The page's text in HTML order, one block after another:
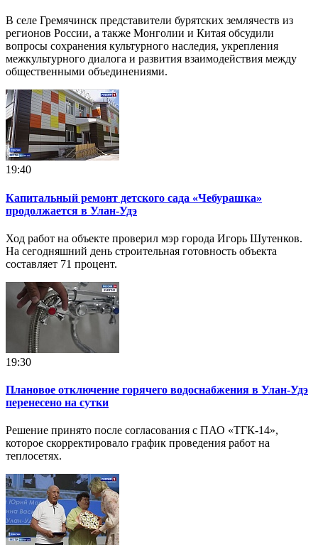
В селе Гремячинск представители бурятских землячеств из
регионов России, а также Монголии и Китая обсудили
вопросы сохранения культурного наследия, укрепления
межкультурного диалога и развития взаимодействия между
общественными объединениями.
19:40
Капитальный ремонт детского сада «Чебурашка»
продолжается в Улан-Удэ
Ход работ на объекте проверил мэр города Игорь Шутенков.
На сегодняшний день строительная готовность объекта
составляет 71 процент.
19:30
Плановое отключение горячего водоснабжения в Улан-Удэ
перенесено на сутки
Решение принято после согласования с ПАО «ТГК-14»,
которое скорректировало график проведения работ на
теплосетях.